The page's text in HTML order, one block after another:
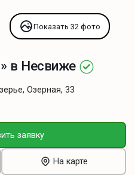
Показать 32 фото
в Несвиже
Озерная, 33
заявку
На карте